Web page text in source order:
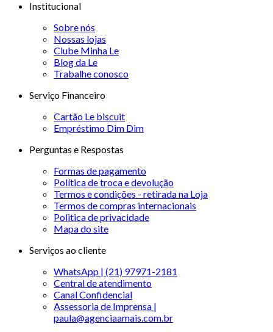
Institucional
Sobre nós
Nossas lojas
Clube Minha Le
Blog da Le
Trabalhe conosco
Serviço Financeiro
Cartão Le biscuit
Empréstimo Dim Dim
Perguntas e Respostas
Formas de pagamento
Política de troca e devolução
Termos e condições - retirada na Loja
Termos de compras internacionais
Politica de privacidade
Mapa do site
Serviços ao cliente
WhatsApp | (21) 97971-2181
Central de atendimento
Canal Confidencial
Assessoria de Imprensa |
paula@agenciaamais.com.br